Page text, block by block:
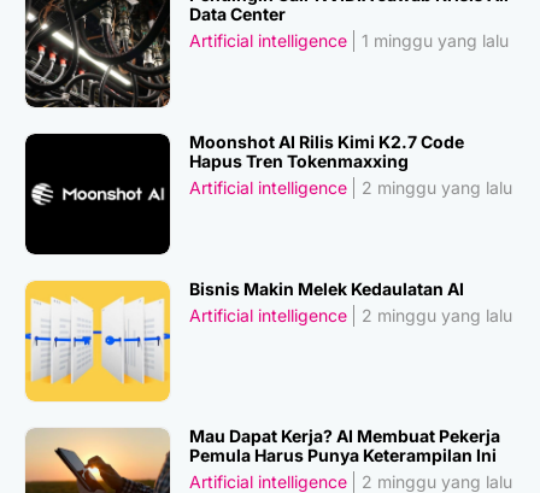
Data Center
Artificial intelligence
1 minggu yang lalu
Moonshot AI Rilis Kimi K2.7 Code
Hapus Tren Tokenmaxxing
Artificial intelligence
2 minggu yang lalu
Bisnis Makin Melek Kedaulatan AI
Artificial intelligence
2 minggu yang lalu
Mau Dapat Kerja? AI Membuat Pekerja
Pemula Harus Punya Keterampilan Ini
Artificial intelligence
2 minggu yang lalu